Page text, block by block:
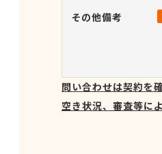
その他備考
問い合わせは契約を
空き状況、審査等に